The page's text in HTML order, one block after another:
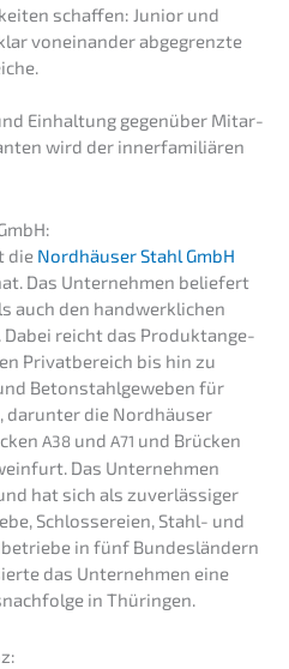
schaf­fen: Junior und
vonein­an­der abgegrenz­te
Einhal­tung gegen­über Mitar­
wird der inner­fa­mi­liä­ren
die Nordhäu­ser Stahl GmbH
Das Unter­neh­men belie­fert
auch den handwerk­li­chen
Dabei reicht das Produkt­an­ge­
Privat­be­reich bis hin zu
Beton­stahl­ge­we­ben für
darun­ter die Nordhäu­ser
A38 und A71 und Brücken
Das Unter­neh­men
hat sich als zuver­läs­si­ger
Schlos­se­rei­en, Stahl- und
in fünf Bundes­län­dern
das Unter­neh­men eine
in Thüringen.